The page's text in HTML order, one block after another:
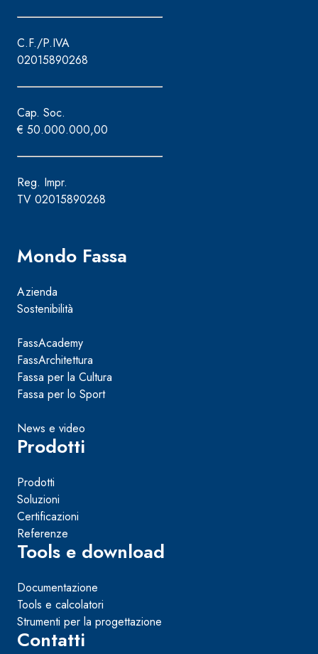
C.F./P.IVA
02015890268
Cap. Soc.
€ 50.000.000,00
Reg. Impr.
TV 02015890268
Mondo Fassa
Azienda
Sostenibilità
FassAcademy
FassArchitettura
Fassa per la Cultura
Fassa per lo Sport
News e video
Prodotti
Prodotti
Soluzioni
Certificazioni
Referenze
Tools e download
Documentazione
Tools e calcolatori
Strumenti per la progettazione
Contatti